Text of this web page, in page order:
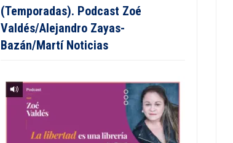
(Temporadas). Podcast Zoé
Valdés/Alejandro Zayas-
Bazán/Martí Noticias